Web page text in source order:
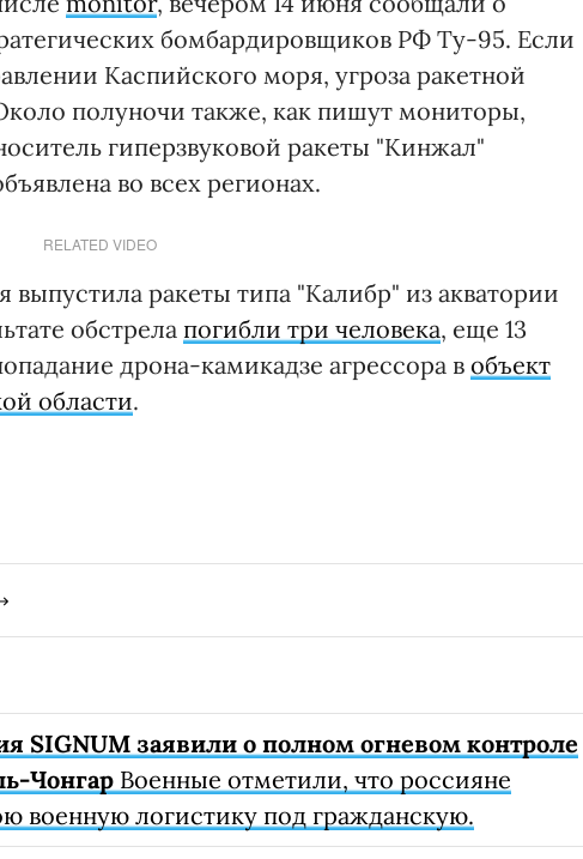
бомбардировщиков РФ Ту-95. Если
Каспийского моря, угроза ракетной
полуночи также, как пишут мониторы,
гиперзвуковой ракеты "Кинжал"
во всех регионах.
RELATED VIDEO
ракеты типа "Калибр" из акватории
обстрела погибли три человека, еще 13
дрона-камикадзе агрессора в объект
области.
SIGNUM заявили о полном огневом контроле
Чонгар Военные отметили, что россияне
военную логистику под гражданскую.